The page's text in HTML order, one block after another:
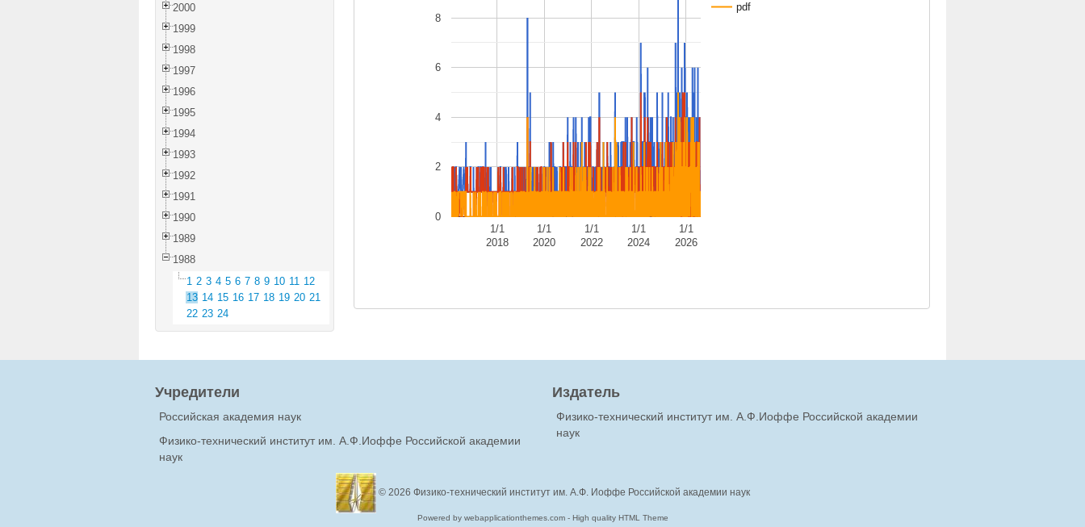
2000
1999
1998
1997
1996
1995
1994
1993
1992
1991
1990
1989
1988
1 2 3 4 5 6 7 8 9 10 11 12
13 14 15 16 17 18 19 20 21
22 23 24
pdf
1/1
2018
1/1
2020
1/1
2022
1/1
2024
1/1
2026
0
2
4
6
8
Учредители
Российская академия наук
Физико-технический институт им. А.Ф.Иоффе Российской академии
наук
Издатель
Физико-технический институт им. А.Ф.Иоффе Российской академии
наук
© 2026 Физико-технический институт им. А.Ф. Иоффе Российской академии наук
Powered by webapplicationthemes.com - High quality HTML Theme